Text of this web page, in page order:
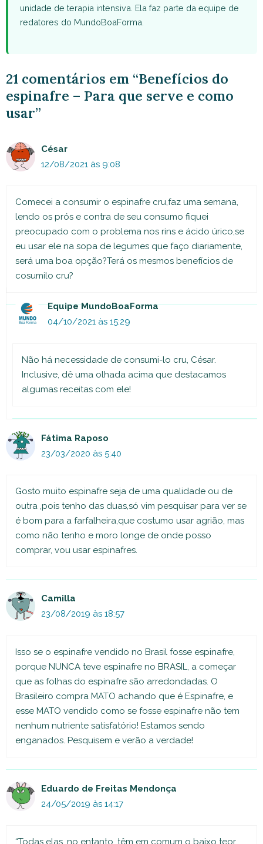
unidade de terapia intensiva. Ela faz parte da equipe de
redatores do MundoBoaForma.
21 comentários em “Benefícios do
espinafre – Para que serve e como
usar”
César
12/08/2021 às 9:08
Comecei a consumir o espinafre cru,faz uma semana,
lendo os prós e contra de seu consumo fiquei
preocupado com o problema nos rins e ácido úrico,se
eu usar ele na sopa de legumes que faço diariamente,
será uma boa opção?Terá os mesmos benefícios de
cosumilo cru?
Equipe MundoBoaForma
04/10/2021 às 15:29
Não há necessidade de consumi-lo cru, César.
Inclusive, dê uma olhada acima que destacamos
algumas receitas com ele!
Fátima Raposo
23/03/2020 às 5:40
Gosto muito espinafre seja de uma qualidade ou de
outra ,pois tenho das duas,só vim pesquisar para ver se
é bom para a farfalheira,que costumo usar agrião, mas
como não tenho e moro longe de onde posso
comprar, vou usar espinafres.
Camilla
23/08/2019 às 18:57
Isso se o espinafre vendido no Brasil fosse espinafre,
porque NUNCA teve espinafre no BRASIL, a começar
que as folhas do espinafre são arredondadas. O
Brasileiro compra MATO achando que é Espinafre, e
esse MATO vendido como se fosse espinafre não tem
nenhum nutriente satisfatório! Estamos sendo
enganados. Pesquisem e verão a verdade!
Eduardo de Freitas Mendonça
24/05/2019 às 14:17